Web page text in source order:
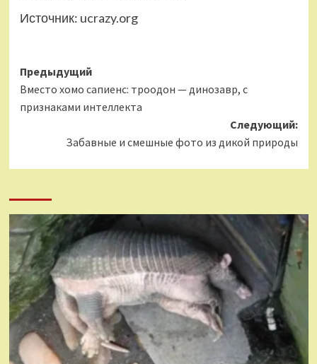
Источник: ucrazy.org
Навигация
записи
Предыдущий
Вместо хомо сапиенс: троодон — динозавр, с
признаками интеллекта
Следующий:
Забавные и смешные фото из дикой природы